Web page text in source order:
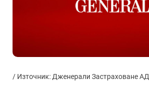
/ Източник: Дженерали Застраховане АД